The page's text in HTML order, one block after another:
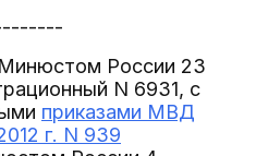
России 23
N 6931, с
приказами МВД
г. N 939